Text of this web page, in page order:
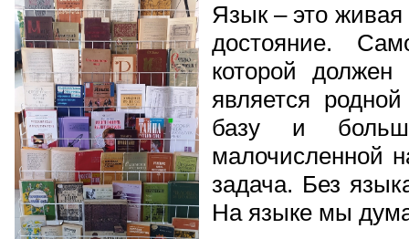
Язык – это
достояние.
которой должен
является
базу и
малочисленной
задача. Без
На языке мы